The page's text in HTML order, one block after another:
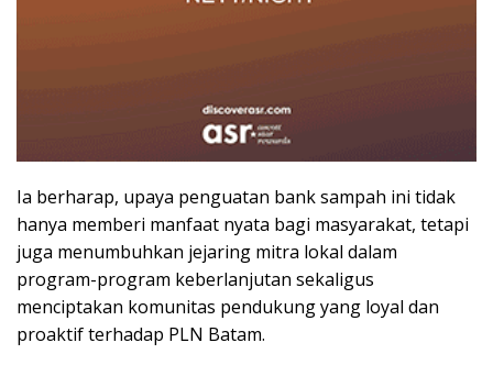
Ia berharap, upaya penguatan bank sampah ini tidak
hanya memberi manfaat nyata bagi masyarakat, tetapi
juga menumbuhkan jejaring mitra lokal dalam
program-program keberlanjutan sekaligus
menciptakan komunitas pendukung yang loyal dan
proaktif terhadap PLN Batam.